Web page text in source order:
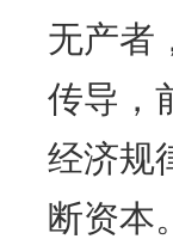
无产者
传导，
经济规
断资本